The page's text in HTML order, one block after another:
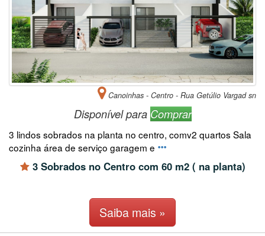
Canoinhas - Centro - Rua Getúlio Vargad sn
Disponível para Comprar
3 lindos sobrados na planta no centro, comv2 quartos Sala
cozinha área de serviço garagem e
3 Sobrados no Centro com 60 m2 ( na planta)
Saiba mais »